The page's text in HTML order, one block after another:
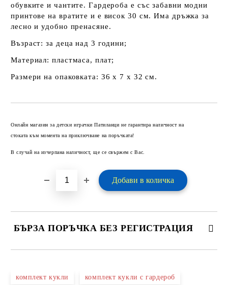
обувките и чантите. Гардероба е със забавни модни
принтове на вратите и е висок 30 см. Има дръжка за
лесно и удобно пренасяне.
Възраст: за деца над 3 години;
Материал: пластмаса, плат;
Размери на опаковката: 36 х 7 х 32 см.
Онлайн магазин за детски играчки Патиланци не гарантира наличност на
стоката към момента на приключване на поръчката!
В случай на изчерпана наличност, ще се свържем с Вас.
БЪРЗА ПОРЪЧКА БЕЗ РЕГИСТРАЦИЯ
комплект кукли комплект кукли с гардероб